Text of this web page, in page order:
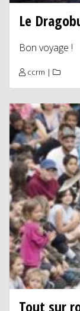
Le
Bon voyage !
ccrm |
Tout sur